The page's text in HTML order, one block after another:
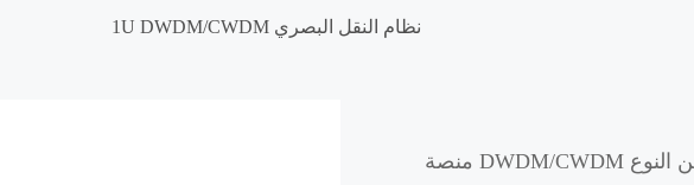
1U DWDM/CWDM نظام النقل البصري
منصة DWDM/CWDM المدمجة لنظام شبكة النقل البصري من النوع